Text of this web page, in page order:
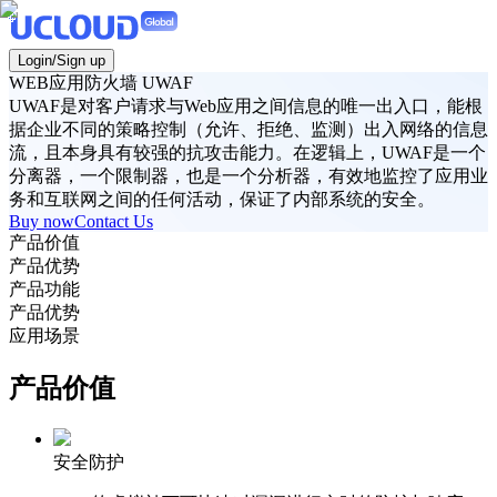
Login/Sign up
WEB应用防火墙 UWAF
UWAF是对客户请求与Web应用之间信息的唯一出入口，能根
据企业不同的策略控制（允许、拒绝、监测）出入网络的信息
流，且本身具有较强的抗攻击能力。在逻辑上，UWAF是一个
分离器，一个限制器，也是一个分析器，有效地监控了应用业
务和互联网之间的任何活动，保证了内部系统的安全。
Buy nowContact Us
产品价值
产品优势
产品功能
产品优势
应用场景
产品价值
安全防护